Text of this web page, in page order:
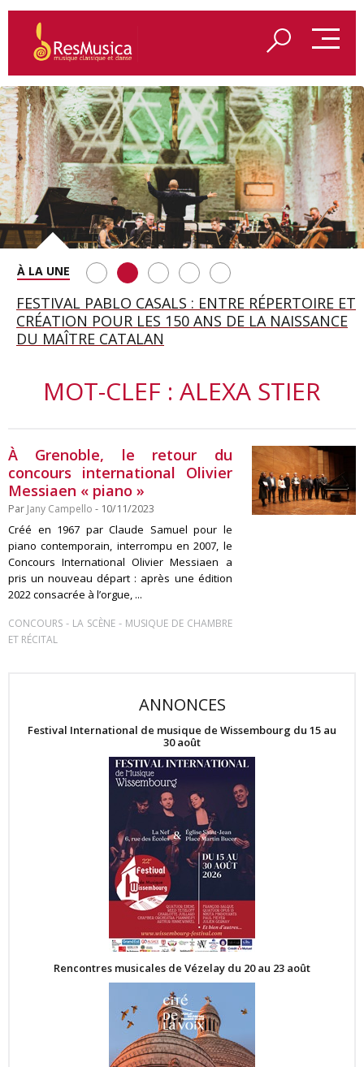
SAINT FRANÇOIS D’ASSISE À SALZBOURG, UNE
SOIRÉE IMMENSE PORTÉE PAR ROMEO
CASTELLUCCI ET MAXIME PASCAL
FESTIVAL PABLO CASALS : ENTRE RÉPERTOIRE ET
CRÉATION POUR LES 150 ANS DE LA NAISSANCE
DU MAÎTRE CATALAN
A BAYREUTH, LE 150E ANNIVERSAIRE DU RING
WAGNÉRIEN GÉNÉRÉ PAR L’IA
BETSY JOLAS FÊTE SON CENTIÈME
ANNIVERSAIRE
GEORGE BENJAMIN : « MES PARENTS AVAIENT
CETTE EXIGENCE DE L’OBJET CISELÉ »
MOT-CLEF : ALEXA STIER
À Grenoble, le retour du
concours international Olivier
Messiaen « piano »
Par Jany Campello - 10/11/2023
Créé en 1967 par Claude Samuel pour le
piano contemporain, interrompu en 2007, le
Concours International Olivier Messiaen a
pris un nouveau départ : après une édition
2022 consacrée à l’orgue, ...
CONCOURS - LA SCÈNE- MUSIQUE DE CHAMBRE
ET RÉCITAL
ANNONCES
Festival International de musique de Wissembourg du 15 au
30 août
Rencontres musicales de Vézelay du 20 au 23 août